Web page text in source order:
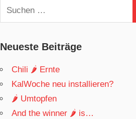
Suchen
nach:
Neueste Beiträge
Chili 🌶 Ernte
KalWoche neu installieren?
🌶 Umtopfen
And the winner 🌶 is…